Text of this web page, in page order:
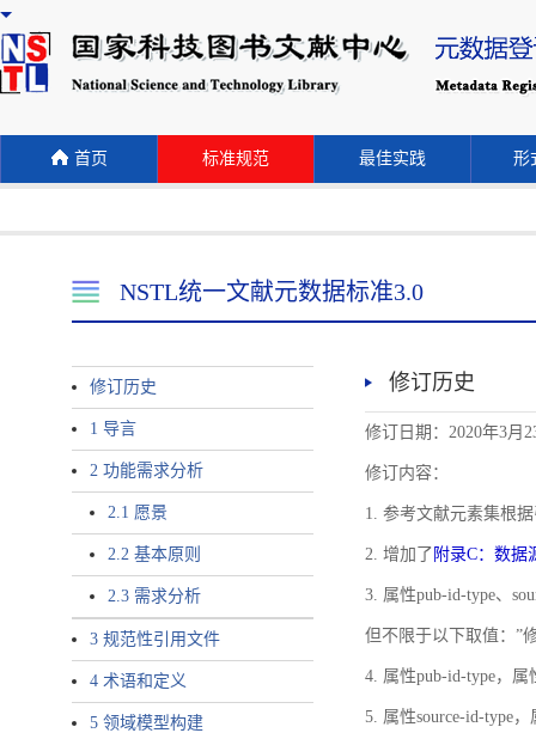
首页 标准规范 最佳实践 形
NSTL统一文献元数据标准3.0
修订历史
1 导言
2 功能需求分析
2.1 愿景
2.2 基本原则
2.3 需求分析
3 规范性引用文件
4 术语和定义
5 领域模型构建
修订历史
修订日期：2020年3月
修订内容：
1. 参考文献元素集根
2. 增加了 附录C：数据
3. 属性pub-id-type、
但不限于以下取值：”
4. 属性pub-id-type，属
5. 属性source-id-type